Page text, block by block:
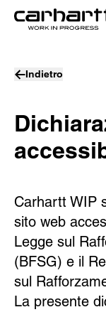
Indietro
Carhartt WIP
sito web
Legge sul
(BFSG) e il
sul
La presente